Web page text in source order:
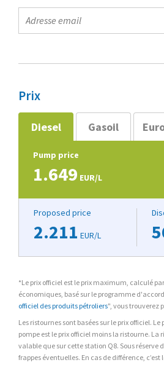
E-
mail
Prix
Diesel Gasoil
Pump price
1.649 EUR/L
Proposed price
2.211 EUR/L
*Le prix officiel est le prix maximum, calculé
économiques, basé sur le programme
officiel des produits pétroliers", vous trouverez
Les ristournes sont basées sur le prix officiel. Le
pompe est le prix officiel moins la ristourne. La
valable que sur cette station Q8. Sous réserve
frappes éventuelles. En cas de différence,